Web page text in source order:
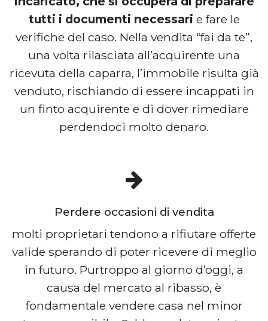
tutti i documenti necessari e fare le
verifiche del caso. Nella vendita “fai da te”,
una volta rilasciata all’acquirente una
ricevuta della caparra, l’immobile risulta già
venduto, rischiando di essere incappati in
un finto acquirente e di dover rimediare
perdendoci molto denaro.
Perdere occasioni di vendita
molti proprietari tendono a rifiutare offerte
valide sperando di poter ricevere di meglio
in futuro. Purtroppo al giorno d’oggi, a
causa del mercato al ribasso, è
fondamentale vendere casa nel minor